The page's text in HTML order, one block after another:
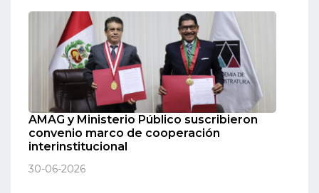
AMAG y Ministerio Público suscribieron
convenio marco de cooperación
interinstitucional
30-06-2026